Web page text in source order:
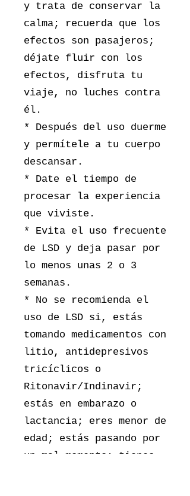
y trata de conservar la
calma; recuerda que los
efectos son pasajeros;
déjate fluir con los
efectos, disfruta tu
viaje, no luches contra
él.
* Después del uso duerme
y permítele a tu cuerpo
descansar.
* Date el tiempo de
procesar la experiencia
que viviste.
* Evita el uso frecuente
de LSD y deja pasar por
lo menos unas 2 o 3
semanas.
* No se recomienda el
uso de LSD si, estás
tomando medicamentos con
litio, antidepresivos
tricíclicos o
Ritonavir/Indinavir;
estás en embarazo o
lactancia; eres menor de
edad; estás pasando por
un mal momento; tienes